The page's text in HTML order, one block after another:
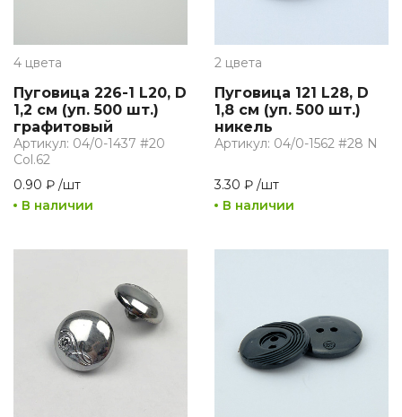
4 цвета
Пуговица 226-1 L20, D
1,2 см (уп. 500 шт.)
графитовый
Артикул: 04/0-1437 #20
Col.62
0.90 ₽ /шт
В наличии
2 цвета
Пуговица 121 L28, D
1,8 см (уп. 500 шт.)
никель
Артикул: 04/0-1562 #28 N
3.30 ₽ /шт
В наличии